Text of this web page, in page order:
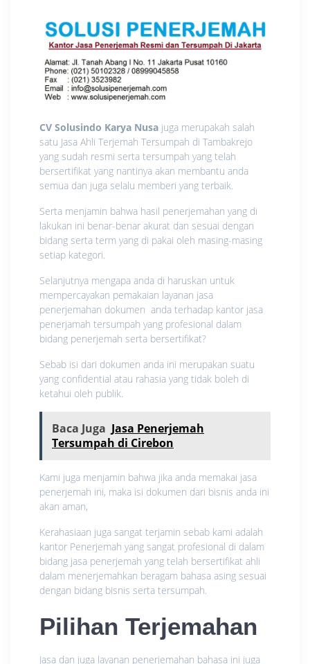
CV Solusindo Karya Nusa juga merupakah salah
satu Jasa Ahli Terjemah Tersumpah di Tambakrejo
yang sudah resmi serta tersumpah yang telah
bersertifikat yang nantinya akan membantu anda
semua dan juga selalu memberi yang terbaik.
Serta menjamin bahwa hasil penerjemahan yang di
lakukan ini benar-benar akurat dan sesuai dengan
bidang serta term yang di pakai oleh masing-masing
setiap kategori.
Selanjutnya mengapa anda di haruskan untuk
mempercayakan pemakaian layanan jasa
penerjemahan dokumen anda terhadap kantor jasa
penerjamah tersumpah yang profesional dalam
bidang penerjemah serta bersertifikat?
Sebab isi dari dokumen anda ini merupakan suatu
yang confidential atau rahasia yang tidak boleh di
ketahui oleh publik.
Baca Juga Jasa Penerjemah
Tersumpah di Cirebon
Kami juga menjamin bahwa jika anda memakai jasa
penerjemah ini, maka isi dokumen dari bisnis anda ini
akan aman,
Kerahasiaan juga sangat terjamin sebab kami adalah
kantor Penerjemah yang sangat profesional di dalam
bidang jasa penerjemah yang telah bersertifikat ahli
dalam menerjemahkan beragam bahasa asing sesuai
dengan bidang bisnis serta tersumpah.
Pilihan Terjemahan
Jasa dan juga layanan penerjemahan bahasa ini juga